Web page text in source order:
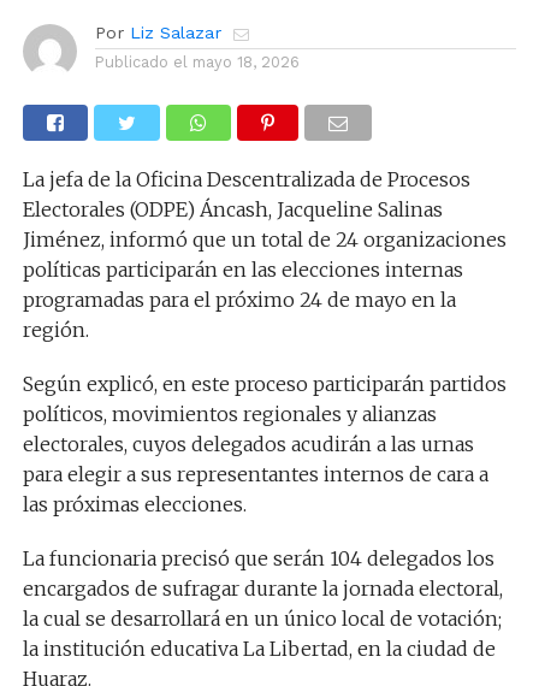
Por Liz Salazar
Publicado el mayo 18, 2026
La jefa de la Oficina Descentralizada de Procesos
Electorales (ODPE) Áncash, Jacqueline Salinas
Jiménez, informó que un total de 24 organizaciones
políticas participarán en las elecciones internas
programadas para el próximo 24 de mayo en la
región.
Según explicó, en este proceso participarán partidos
políticos, movimientos regionales y alianzas
electorales, cuyos delegados acudirán a las urnas
para elegir a sus representantes internos de cara a
las próximas elecciones.
La funcionaria precisó que serán 104 delegados los
encargados de sufragar durante la jornada electoral,
la cual se desarrollará en un único local de votación;
la institución educativa La Libertad, en la ciudad de
Huaraz.